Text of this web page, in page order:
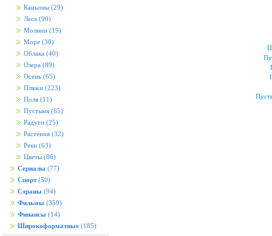
Каньоны (29)
Леса (90)
Молнии (19)
Море (30)
Облака (40)
Озера (89)
Осень (65)
Пляжи (223)
Поля (11)
Пустыня (65)
Радуги (25)
Растения (32)
Реки (63)
Цветы (86)
Сериалы (77)
Спорт (50)
Страны (94)
Фильмы (359)
Финансы (14)
Широкоформатные (185)